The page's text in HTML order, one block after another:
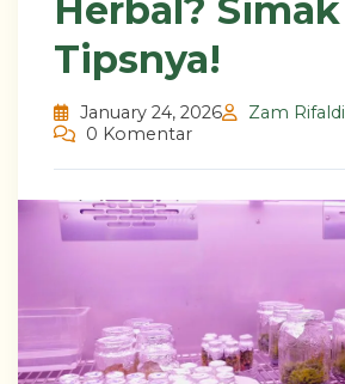
Herbal? Simak
Tipsnya!
January 24, 2026
Zam Rifaldi
0 Komentar